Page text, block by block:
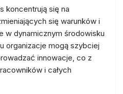
koncentrują się na
się warunków i
w dynamicznym środowisku
organizacje mogą szybciej
innowacje, co z
i całych